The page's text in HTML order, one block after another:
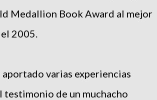
Medallion Book Award al mejor
2005.
varias experiencias
testimonio de un muchacho